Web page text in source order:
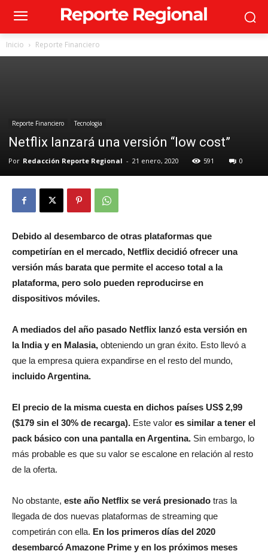
Inicio Reporte Financiero
Reporte Financiero Tecnologia
Netflix lanzará una versión “low cost”
Por Redacción Reporte Regional - 21 enero, 2020 591 0
Debido al desembarco de otras plataformas que
competirían en el mercado, Netflix decidió ofrecer una
versión más barata que permite el acceso total a la
plataforma, pero solo pueden reproducirse en
dispositivos móviles.
A mediados del año pasado Netflix lanzó esta versión en
la India y en Malasia, obteniendo un gran éxito. Esto llevó a
que la empresa quiera expandirse en el resto del mundo,
incluido Argentina.
El precio de la misma cuesta en dichos países US$ 2,99
($179 sin el 30% de recarga). Este valor es similar a tener el
pack básico con una pantalla en Argentina. Sin embargo, lo
más probable es que su valor se escalone en relación al resto
de la oferta.
No obstante, este año Netflix se verá presionado tras la
llegada de dos nuevas plataformas de streaming que
competirán con ella. En los primeros días del 2020
desembarcó Amazone Prime y en los próximos meses